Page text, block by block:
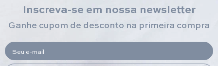
Inscreva-se em nossa newsletter
Ganhe cupom de desconto na primeira compra
Seu e-mail